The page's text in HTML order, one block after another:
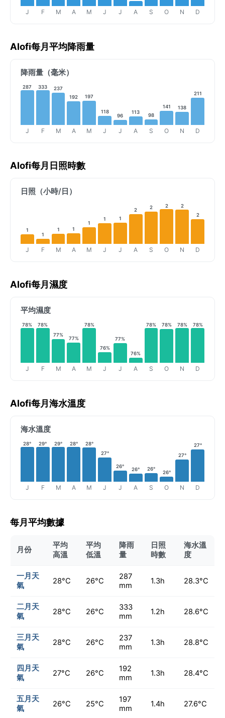
J F M A M J J A S O N D
Alofi每月平均降雨量
降雨量（毫米）
287
J
333
F
237
M
192
A
197
M
118
J
96
J
113
A
98
S
141
O
138
N
211
D
Alofi每月日照時數
日照（小時/日）
1
J
1
F
1
M
1
A
1
M
1
J
1
J
2
A
2
S
2
O
2
N
2
D
Alofi每月濕度
平均濕度
78%
J
78%
F
77%
M
77%
A
78%
M
76%
J
77%
J
76%
A
78%
S
78%
O
78%
N
78%
D
Alofi每月海水溫度
海水溫度
28°
J
29°
F
29°
M
28°
A
28°
M
27°
J
26°
J
26°
A
26°
S
26°
O
27°
N
27°
D
每月平均數據
月份
平均
高溫
平均
低溫
降雨
量
日照
時數
海水溫
度
一月天
氣
28°C 26°C
287
mm
1.3h 28.3°C
二月天
氣
28°C 26°C
333
mm
1.2h 28.6°C
三月天
氣
28°C 26°C
237
mm
1.3h 28.8°C
四月天
氣
27°C 26°C
192
mm
1.3h 28.4°C
五月天
氣
26°C 25°C
197
mm
1.4h 27.6°C